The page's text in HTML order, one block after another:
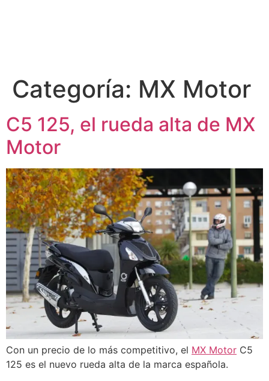
Categoría: MX Motor
C5 125, el rueda alta de MX
Motor
Con un precio de lo más competitivo, el MX Motor C5
125 es el nuevo rueda alta de la marca española.